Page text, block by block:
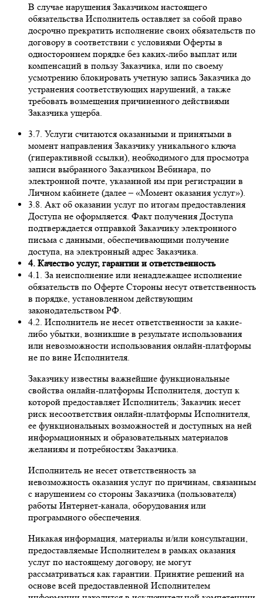
В случае нарушения Заказчиком настоящего
обязательства Исполнитель оставляет за собой право
досрочно прекратить исполнение своих обязательств по
договору в соответствии с условиями Оферты в
одностороннем порядке без каких-либо выплат или
компенсаций в пользу Заказчика, или по своему
усмотрению блокировать учетную запись Заказчика до
устранения соответствующих нарушений, а также
требовать возмещения причиненного действиями
Заказчика ущерба.
3.7. Услуги считаются оказанными и принятыми в
момент направления Заказчику уникального ключа
(гиперактивной ссылки), необходимого для просмотра
записи выбранного Заказчиком Вебинара, по
электронной почте, указанной им при регистрации в
Личном кабинете (далее – «Момент оказания услуг»).
3.8. Акт об оказании услуг по итогам предоставления
Доступа не оформляется. Факт получения Доступа
подтверждается отправкой Заказчику электронного
письма с данными, обеспечивающими получение
доступа, на электронный адрес Заказчика.
4. Качество услуг, гарантии и ответственность
4.1. За неисполнение или ненадлежащее исполнение
обязательств по Оферте Стороны несут ответственность
в порядке, установленном действующим
законодательством РФ.
4.2. Исполнитель не несет ответственности за какие-
либо убытки, возникшие в результате использования
или невозможности использования онлайн-платформы
не по вине Исполнителя.
Заказчику известны важнейшие функциональные
свойства онлайн-платформы Исполнителя, доступ к
которой предоставляет Исполнитель; Заказчик несет
риск несоответствия онлайн-платформы Исполнителя,
ее функциональных возможностей и доступных на ней
информационных и образовательных материалов
желаниям и потребностям Заказчика.
Исполнитель не несет ответственность за
невозможность оказания услуг по причинам, связанным
с нарушением со стороны Заказчика (пользователя)
работы Интернет-канала, оборудования или
программного обеспечения.
Никакая информация, материалы и/или консультации,
предоставляемые Исполнителем в рамках оказания
услуг по настоящему договору, не могут
рассматриваться как гарантии. Принятие решений на
основе всей предоставленной Исполнителем